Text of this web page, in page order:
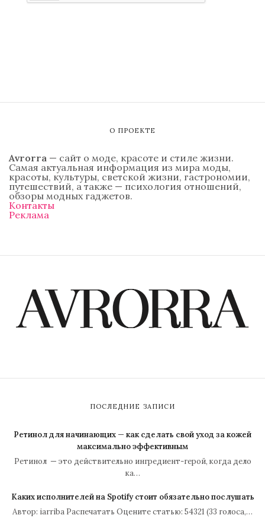
О ПРОЕКТЕ
Avrorra — сайт о моде, красоте и стиле жизни.
Самая актуальная информация из мира моды,
красоты, культуры, светской жизни, гастрономии,
путешествий, а также — психология отношений,
обзоры модных гаджетов.
Контакты
Реклама
ПОСЛЕДНИЕ ЗАПИСИ
Ретинол для начинающих — как сделать свой уход за кожей
максимально эффективным
Ретинол — это действительно ингредиент-герой, когда дело
ка…
Каких исполнителей на Spotify стоит обязательно послушать
Автор: iarriba Распечатать Оцените статью: 54321 (33 голоса,…